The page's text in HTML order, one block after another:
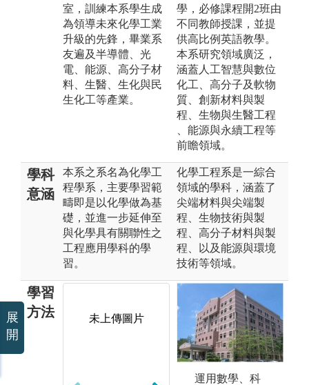
室，訓練本系學生成
為領導未來化學工業
升級的先鋒，畢業系
友遍及半導體、光
電、能源、高分子材
料、生醫、生化與民
生化工等產業。
學，必修課程開2班由
不同教師授課，並提
供高比例英語教學。
本系研究領域廣泛，
涵蓋人工智慧與數位
化工、高分子及軟物
質、創新材料與製
程、生物與生醫工程
、能源與永續工程等
前瞻領域。
學科
意涵
本系之系名為化學工
程學系，主要學習範
疇即是以化學做為基
礎，並進一步延伸至
與化學具有關聯性之
工程應用學科的學
習。
化學工程系是一綜合
領域的學科，涵蓋了
尖端材料與尖端製
程、生物技術與製
程、高分子材料與製
程、以及能源與環境
技術等領域。
學習
方法
未上傳圖片 未上傳圖片
運用數學、科
展
開